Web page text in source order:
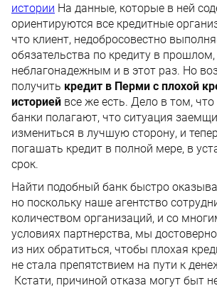
истории На данные, которые в ней
ориентируются все кредитные
что клиент, недобросовестно
обязательства по кредиту в
неблагонадежным и в этот раз. Но
получить кредит в Перми с плохой
историей все же есть. Дело в том,
банки полагают, что ситуация
измениться в лучшую сторону, и
погашать кредит в полной мере, в
срок.
Найти подобный банк быстро
но поскольку наше агентство
количеством организаций, и со
условиях партнерства, мы
из них обратиться, чтобы плохая
не стала препятствием на пути к
Кстати, причиной отказа могут быт